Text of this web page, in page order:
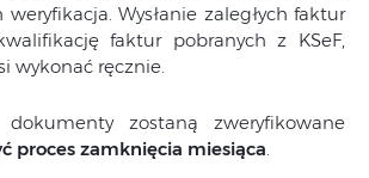
Wysłanie zaległych faktur
faktur pobranych z KSeF,
wykonać ręcznie.
zostaną zweryfikowane
proces zamknięcia miesiąca